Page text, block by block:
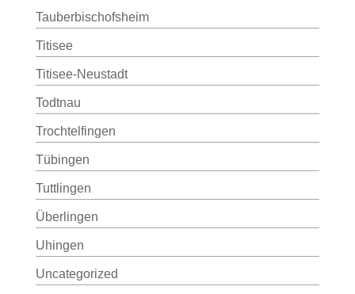
Tauberbischofsheim
Titisee
Titisee-Neustadt
Todtnau
Trochtelfingen
Tübingen
Tuttlingen
Überlingen
Uhingen
Uncategorized